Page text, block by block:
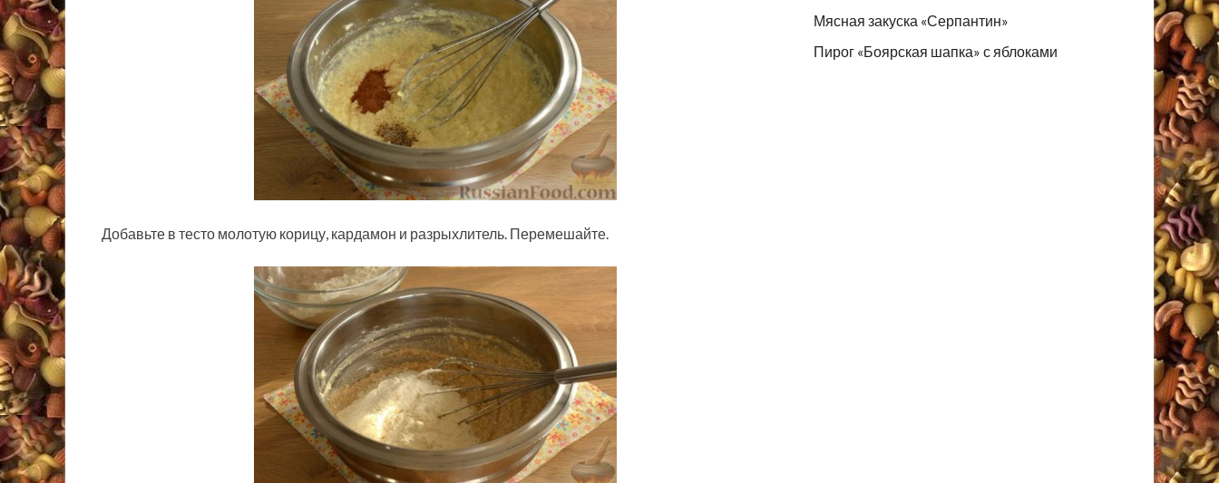
Добавьте в тесто молотую корицу, кардамон и разрыхлитель. Перемешайте.
Мясная закуска «Серпантин»
Пирог «Боярская шапка» с яблоками